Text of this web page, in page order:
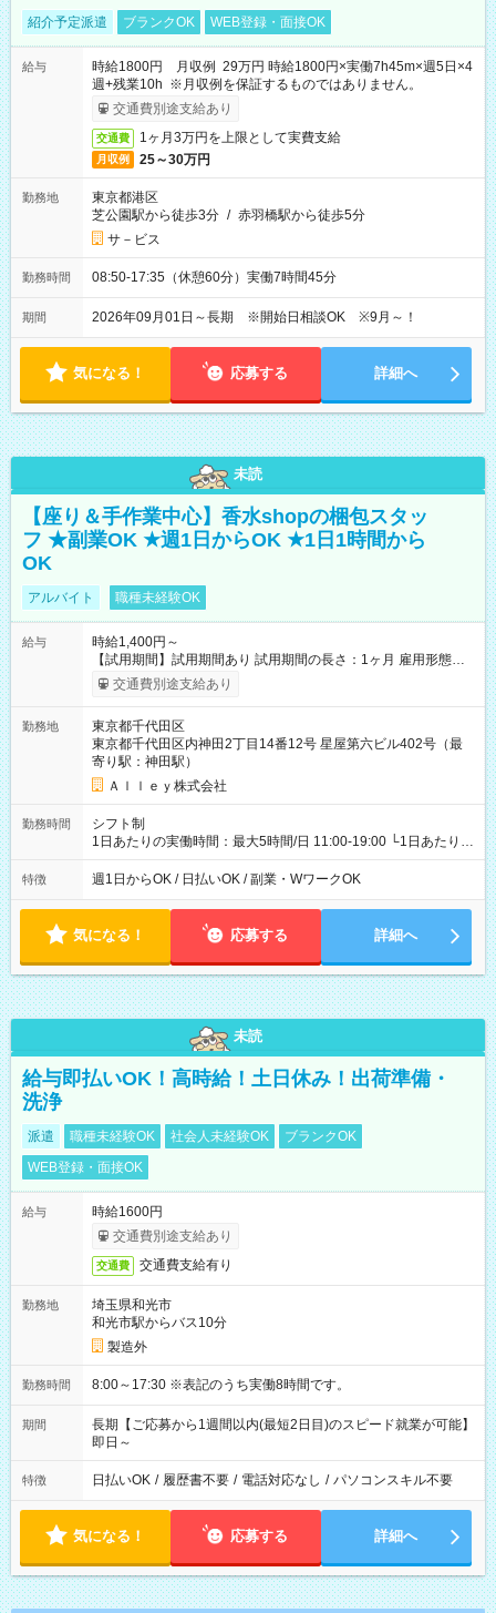
紹介予定派遣 ブランクOK WEB登録・面接OK
給与
時給1800円 月収例 29万円 時給1800円×実働7h45m×週5日×4
週+残業10h ※月収例を保証するものではありません。
交通費別途支給あり
交通費 1ヶ月3万円を上限として実費支給
月収例 25～30万円
勤務地
東京都港区
芝公園駅から徒歩3分 / 赤羽橋駅から徒歩5分
サ－ビス
勤務時間 08:50-17:35（休憩60分）実働7時間45分
期間 2026年09月01日～長期 ※開始日相談OK ※9月～！
気になる！ 応募する 詳細へ
未読
【座り＆手作業中心】香水shopの梱包スタッ
フ ★副業OK ★週1日からOK ★1日1時間から
OK
アルバイト 職種未経験OK
給与
時給1,400円～
【試用期間】試用期間あり 試用期間の長さ：1ヶ月 雇用形態、
給与は本採用時と同じです。
交通費別途支給あり
勤務地
東京都千代田区
東京都千代田区内神田2丁目14番12号 星屋第六ビル402号（最
寄り駅：神田駅）
Ａｌｌｅｙ株式会社
勤務時間
シフト制
1日あたりの実働時間：最大5時間/日 11:00-19:00 └1日あたりの
実働時間：1-5時間 └上記の時間帯内であれば、いつでも勤務可
能！ └平日・土曜日の中で、お好きな曜日でご勤務いただけま
18:00 などのように、自由な働き方が可能なお仕事です！
特徴 週1日からOK / 日払いOK / 副業・WワークOK
気になる！ 応募する 詳細へ
未読
給与即払いOK！高時給！土日休み！出荷準備・
洗浄
派遣 職種未経験OK 社会人未経験OK
ブランクOK
WEB登録・面接OK
給与
時給1600円
交通費別途支給あり
交通費 交通費支給有り
勤務地
埼玉県和光市
和光市駅からバス10分
製造外
勤務時間 8:00～17:30 ※表記のうち実働8時間です。
期間
長期【ご応募から1週間以内(最短2日目)のスピード就業が可能】
即日～
特徴 日払いOK / 履歴書不要 / 電話対応なし / パソコンスキル不要
気になる！ 応募する 詳細へ